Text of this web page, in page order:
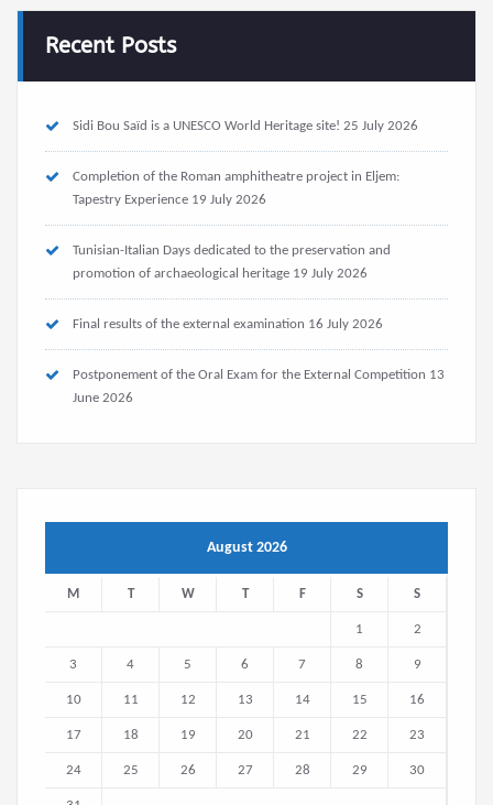
Recent Posts
Sidi Bou Saïd is a UNESCO World Heritage site! 25 July 2026
Completion of the Roman amphitheatre project in Eljem:
Tapestry Experience 19 July 2026
Tunisian-Italian Days dedicated to the preservation and
promotion of archaeological heritage 19 July 2026
Final results of the external examination 16 July 2026
Postponement of the Oral Exam for the External Competition 13
June 2026
August 2026
M T W T F S S
1 2
3 4 5 6 7 8 9
10 11 12 13 14 15 16
17 18 19 20 21 22 23
24 25 26 27 28 29 30